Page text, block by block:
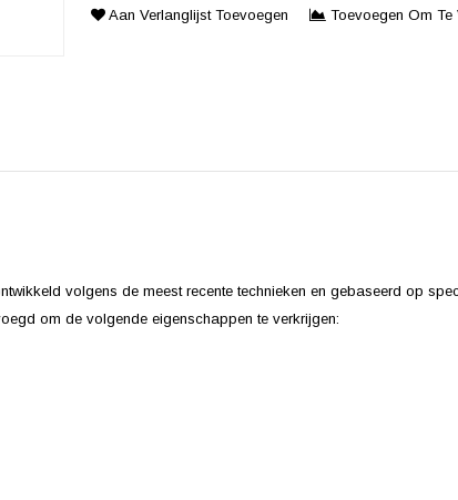
Aan Verlanglijst Toevoegen Toevoegen Om Te
volgens de meest recente technieken en gebaseerd op
om de volgende eigenschappen te verkrijgen: